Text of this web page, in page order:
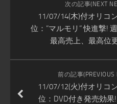
次の記事(NEXT
11/07/14(木)付オリコ
位：”マルモリ” 快進撃!
最高売上、最高位
前の記事(PREVIOUS
11/07/12(火)付オリコ
位：DVD付き発売効果